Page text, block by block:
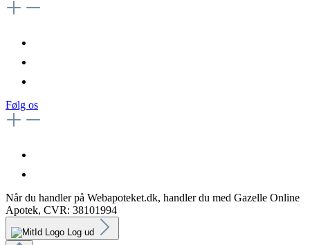
Følg os
Når du handler på Webapoteket.dk, handler du med Gazelle Online
Apotek, CVR: 38101994
Log ud